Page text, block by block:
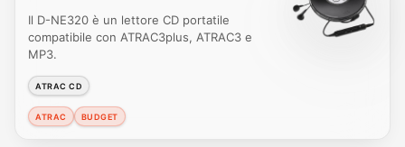
Il D-NE320 è un lettore CD portatile
compatibile con ATRAC3plus, ATRAC3 e
MP3.
ATRAC CD
ATRAC BUDGET